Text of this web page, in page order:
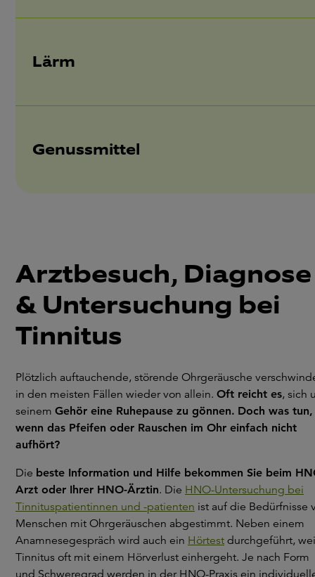
Lärm
Genussmittel
Arztbesuch, Diagnose
& Untersuchung bei
Tinnitus
Plötzlich auftauchende, störende Ohrgeräusche
in den meisten Fällen wieder von allein. Oft reicht es, sich
seinem Gehör eine Ruhepause zu gönnen. Doch was tun,
wenn das Pfeifen oder Rauschen im Ohr einfach nicht
aufhört?
Die beste Information und Hilfe bekommen Sie beim
Arzt oder Ihrer HNO-Ärztin. Die HNO-Untersuchung bei
Tinnituspatientinnen und -patienten ist auf die Bedürfnisse
Menschen mit Ohrgeräuschen abgestimmt. Neben einem
Anamnesegespräch wird auch ein Hörtest durchgeführt,
Tinnitus oft mit einem Hörverlust einhergeht. Je nach Form
und Schweregrad werden in der HNO-Praxis ein